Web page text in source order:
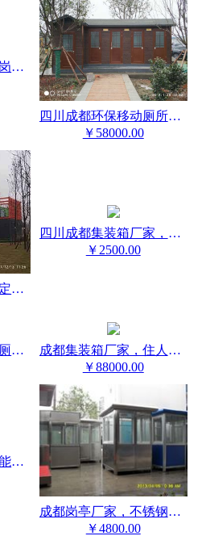
成都岗亭厂家，景区岗亭，中式岗亭，仿古岗亭
四川成都环保移动厕所厂家
￥58000.00
集装箱厂家，集装箱定制酒店，集装箱定制咖啡厅
四川成都集装箱厂家，集装箱办公室，集装箱酒店民宿
￥2500.00
装配式环保移动公共厕所厂家，四川雷天顺集成房屋
成都集装箱厂家，住人集装箱活动房，石化集装箱房
￥88000.00
光伏发电岗亭，太阳能岗亭，环保岗亭，自发电岗亭
成都岗亭厂家，不锈钢岗亭
￥4800.00